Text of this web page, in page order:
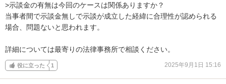
>示談金の有無は今回のケースは関係ありますか？
当事者間で示談金無しで示談が成立した経緯に合理性が認められる
場合、問題ないと思われます。
詳細については最寄りの法律事務所で相談ください。
役に立った 1 2025年9月1日 15:16